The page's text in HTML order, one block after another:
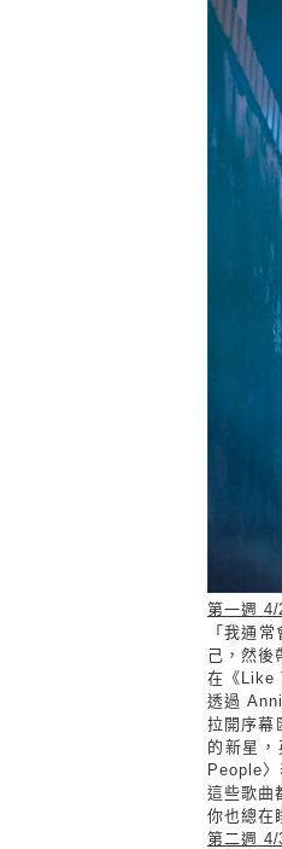
第一週 4/
「我通
己，然後
在《 Like
透過
拉開序幕
的新星，
People
這些歌曲
你也總在
第二週 4/